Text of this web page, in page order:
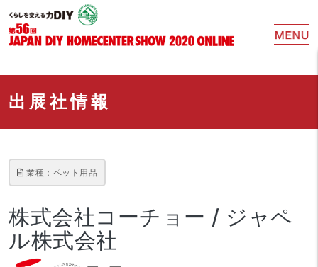
出展社情報
業種：ペット用品
株式会社コーチョー / ジャペ
ル株式会社